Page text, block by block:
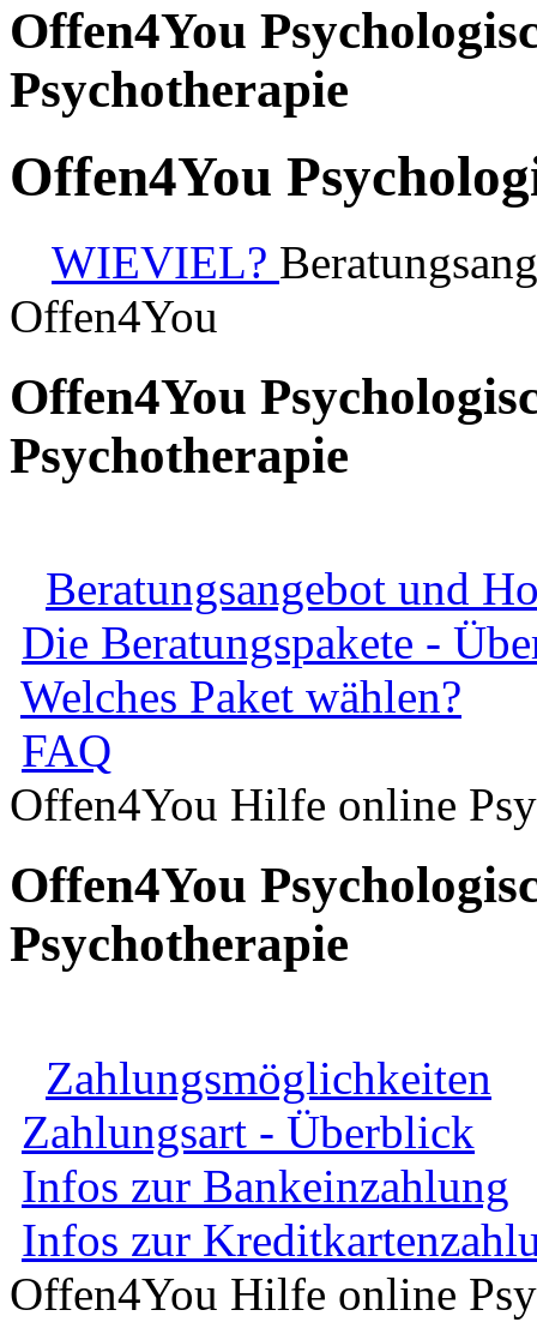
Offen4You
Psychotherapie
Offen4You
WIEVIEL?
Offen4You
Offen4You
Psychotherapie
Beratungsangebot und
Die Beratungspakete -
Welches Paket wählen?
FAQ
Offen4You Hilfe online
Offen4You
Psychotherapie
Zahlungsmöglichkeiten
Zahlungsart - Überblick
Infos zur Bankeinzahlung
Infos zur
Offen4You Hilfe online